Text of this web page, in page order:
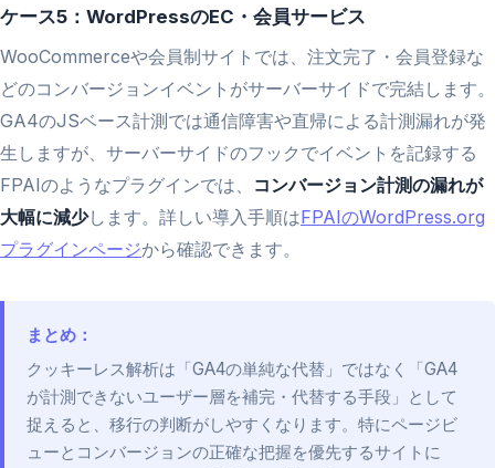
ケース5：WordPressのEC・会員サービス
WooCommerceや会員制サイトでは、注文完了・会員登録な
どのコンバージョンイベントがサーバーサイドで完結します。
GA4のJSベース計測では通信障害や直帰による計測漏れが発
生しますが、サーバーサイドのフックでイベントを記録する
FPAIのようなプラグインでは、 コンバージョン計測の漏れが
大幅に減少します。詳しい導入手順はFPAIのWordPress.org
プラグインページから確認できます。
まとめ：
クッキーレス解析は「GA4の単純な代替」ではなく「GA4
が計測できないユーザー層を補完・代替する手段」として
捉えると、移行の判断がしやすくなります。特にページビ
ューとコンバージョンの正確な把握を優先するサイトに